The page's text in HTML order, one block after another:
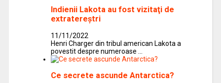
Indienii Lakota au fost vizitaţi de
extratereştri
11/11/2022
Henri Charger din tribul american Lakota a
povestit despre numeroase …
Ce secrete ascunde Antarctica?